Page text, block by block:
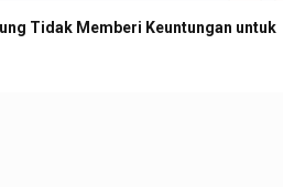
Tidak Memberi Keuntungan untuk